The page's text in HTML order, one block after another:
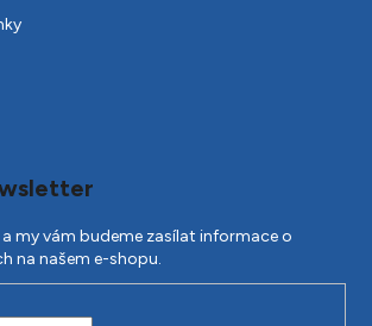
my vám budeme zasílat informace o
na našem e-shopu.